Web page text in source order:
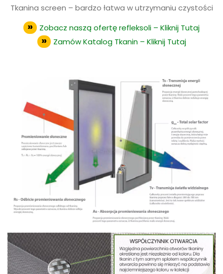
Tkanina screen – bardzo łatwa w utrzymaniu czystości
Zobacz naszą ofertę refleksoli – Kliknij Tutaj
Zamów Katalog Tkanin – Kliknij Tutaj